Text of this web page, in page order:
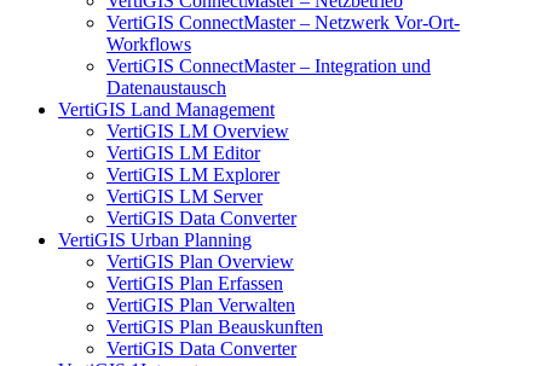
VertiGIS ConnectMaster – Netzwerk Vor-Ort-
Workflows
VertiGIS ConnectMaster – Integration und
Datenaustausch
VertiGIS Land Management
VertiGIS LM Overview
VertiGIS LM Editor
VertiGIS LM Explorer
VertiGIS LM Server
VertiGIS Data Converter
VertiGIS Urban Planning
VertiGIS Plan Overview
VertiGIS Plan Erfassen
VertiGIS Plan Verwalten
VertiGIS Plan Beauskunften
VertiGIS Data Converter